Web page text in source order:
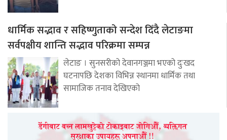
धार्मिक सद्भाव र सहिष्णुताको सन्देश दिँदै लेटाङमा
सर्वपक्षीय शान्ति सद्भाव परिक्रमा सम्पन्न
लेटाङ । सुनसरीको देवानगञ्जमा भएको दुःखद
घटनापछि देशका विभिन्न स्थानमा धार्मिक तथा
सामाजिक तनाव देखिएको